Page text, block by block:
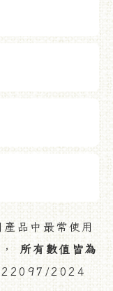
品中最常使用
， 所有數值皆為
2024